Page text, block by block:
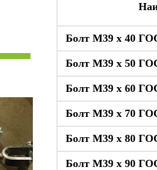
Болт М39 x 40
Болт М39 x 50
Болт М39 x 60
Болт М39 x 70
Болт М39 x 80
Болт М39 x 90